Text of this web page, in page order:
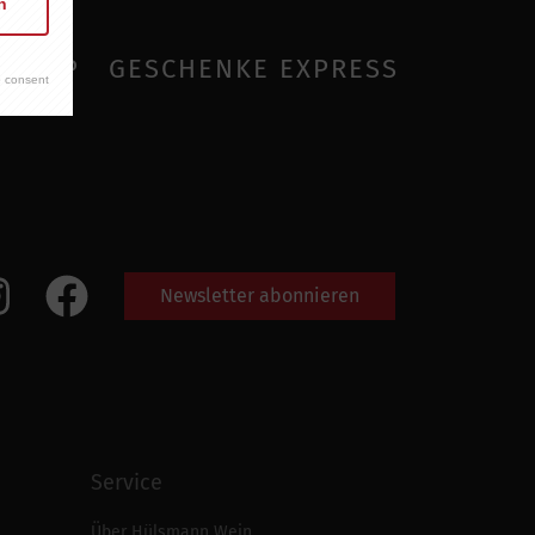
SHOP GESCHENKE EXPRESS
Newsletter abonnieren
Service
consent